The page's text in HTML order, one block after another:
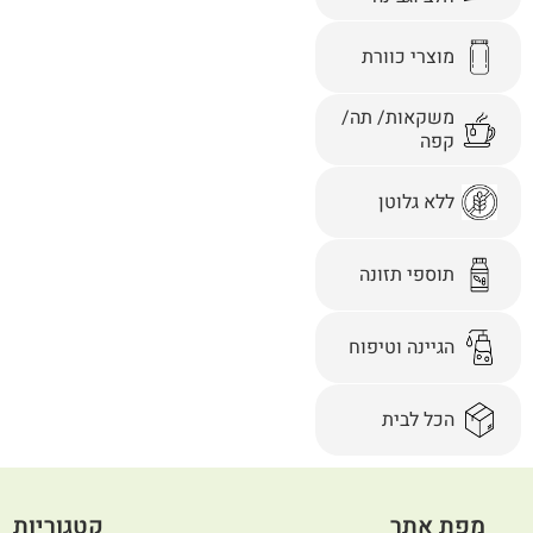
מוצרי כוורת
משקאות/ תה/
קפה
ללא גלוטן
תוספי תזונה
הגיינה וטיפוח
הכל לבית